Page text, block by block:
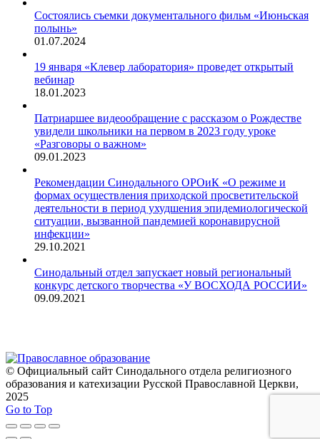
Состоялись съемки документального фильм «Июньская
полынь»
01.07.2024
19 января «Клевер лаборатория» проведет открытый
вебинар
18.01.2023
Патриаршее видеообращение с рассказом о Рождестве
увидели школьники на первом в 2023 году уроке
«Разговоры о важном»
09.01.2023
Рекомендации Синодального ОРОиК «О режиме и
формах осуществления приходской просветительской
деятельности в период ухудшения эпидемиологической
ситуации, вызванной пандемией коронавирусной
инфекции»
29.10.2021
Синодальный отдел запускает новый региональный
конкурс детского творчества «У ВОСХОДА РОССИИ»
09.09.2021
© Официальный сайт Синодального отдела религиозного
образования и катехизации Русской Православной Церкви,
2025
Go to Top